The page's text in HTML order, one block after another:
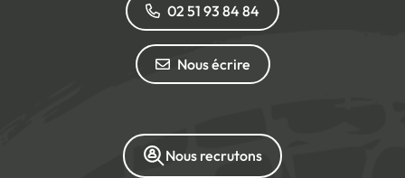
02 51 93 84 84
Nous écrire
Nous recrutons